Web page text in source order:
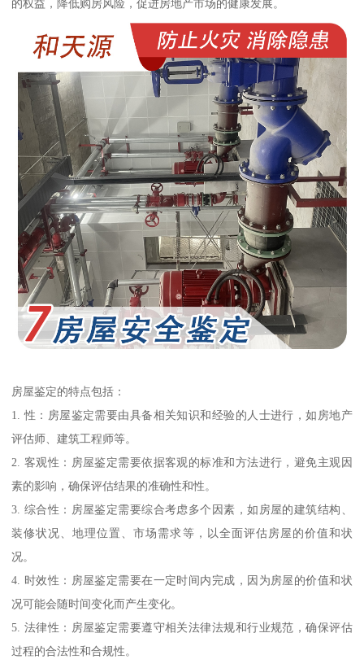
的权益，降低购房风险，促进房地产市场的健康发展。
房屋鉴定的特点包括：
1. 性：房屋鉴定需要由具备相关知识和经验的人士进行，如房地产
评估师、建筑工程师等。
2. 客观性：房屋鉴定需要依据客观的标准和方法进行，避免主观因
素的影响，确保评估结果的准确性和性。
3. 综合性：房屋鉴定需要综合考虑多个因素，如房屋的建筑结构、
装修状况、地理位置、市场需求等，以全面评估房屋的价值和状
况。
4. 时效性：房屋鉴定需要在一定时间内完成，因为房屋的价值和状
况可能会随时间变化而产生变化。
5. 法律性：房屋鉴定需要遵守相关法律法规和行业规范，确保评估
过程的合法性和合规性。